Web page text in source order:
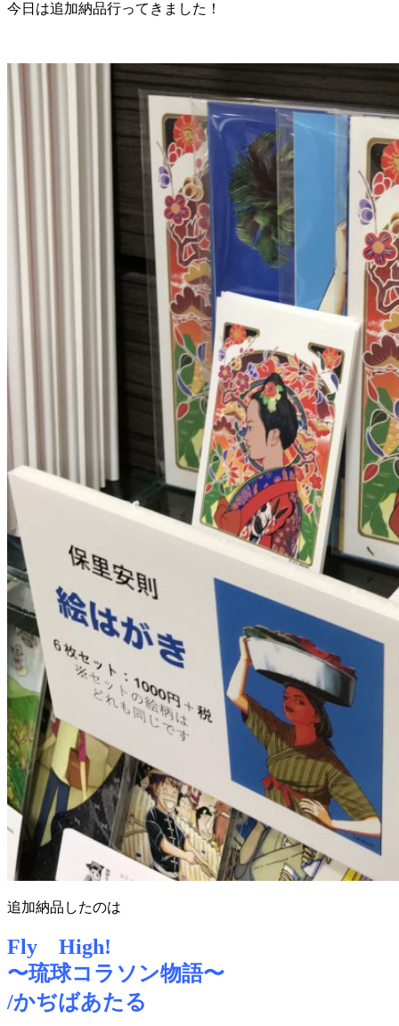
課
京
オ
パ
ラ
を
楽
し
む
家
族」
に
今日は追加納品行ってきました！
追加納品したのは
Fly High!
〜琉球コラソン物語〜
/かぢばあたる